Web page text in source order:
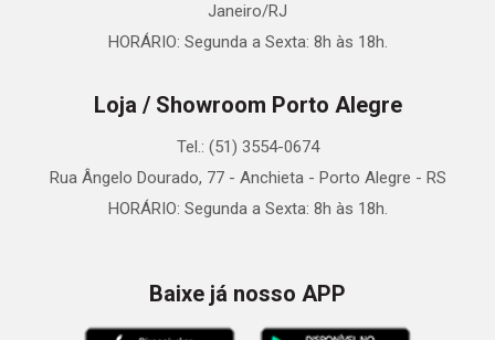
Janeiro/RJ
HORÁRIO: Segunda a Sexta: 8h às 18h.
Loja / Showroom Porto Alegre
Tel.: (51) 3554-0674
Rua Ângelo Dourado, 77 - Anchieta - Porto Alegre - RS
HORÁRIO: Segunda a Sexta: 8h às 18h.
Baixe já nosso APP